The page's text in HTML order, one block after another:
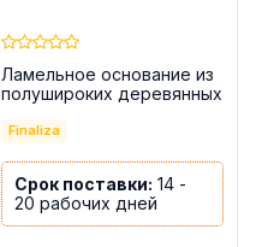
Ламельное основание из
полушироких деревянных
ножками - Laminor
Finaliza
Срок поставки: 14 -
20 рабочих дней